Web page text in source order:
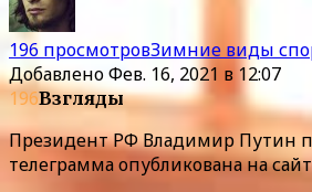
196 просмотровЗимние виды
ДобавленоФев. 16, 2021 в 12:07
196Взгляды
Президент РФ Владимир Путин
телеграмма опубликована на